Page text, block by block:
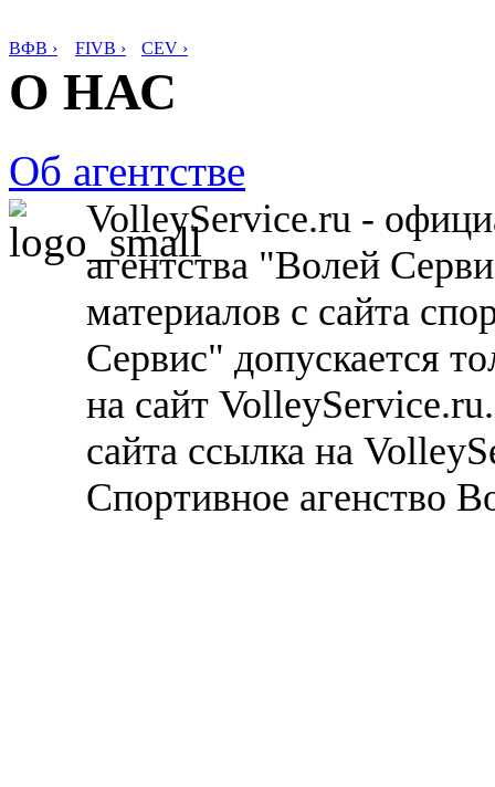
ВФВ › FIVB › CEV ›
О НАС
Об агентстве
VolleyService.ru -
агентства "Волей
материалов с сайта
Сервис" допускается
на сайт
сайта ссылка на
Спортивное агенство